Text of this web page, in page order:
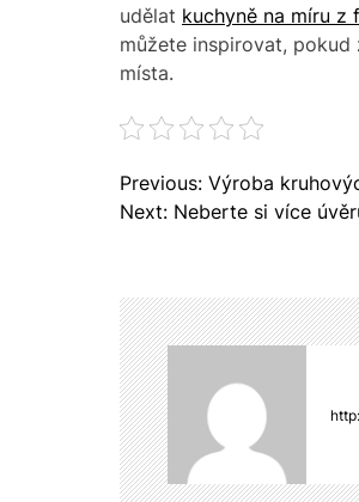
udělat kuchyně na míru z
můžete inspirovat,
místa.
N
a
g
a
c
e
p
r
o
Previous: Výroba
Next: Neberte si více